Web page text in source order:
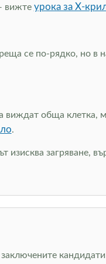
вижте урока за Х-
се по-рядко, но
виждат обща
.
изисква загряване,